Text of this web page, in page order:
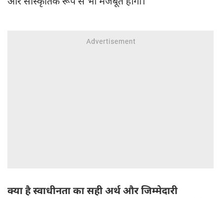
क्या है स्वाधीनता का सही अर्थ और जिम्मेदारी